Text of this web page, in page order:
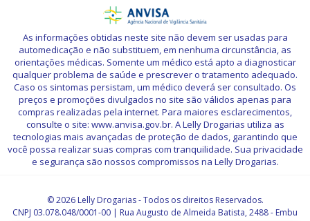
As informações obtidas neste site não devem ser usadas para
automedicação e não substituem, em nenhuma circunstância, as
orientações médicas. Somente um médico está apto a diagnosticar
qualquer problema de saúde e prescrever o tratamento adequado.
Caso os sintomas persistam, um médico deverá ser consultado. Os
preços e promoções divulgados no site são válidos apenas para
compras realizadas pela internet. Para maiores esclarecimentos,
consulte o site: www.anvisa.gov.br. A Lelly Drogarias utiliza as
tecnologias mais avançadas de proteção de dados, garantindo que
você possa realizar suas compras com tranquilidade. Sua privacidade
e segurança são nossos compromissos na Lelly Drogarias.
© 2026 Lelly Drogarias - Todos os direitos Reservados.
CNPJ 03.078.048/0001-00 | Rua Augusto de Almeida Batista, 2488 - Embu